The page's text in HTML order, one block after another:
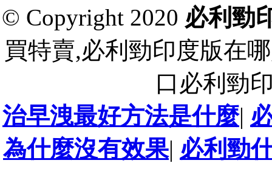
© Copyright 2020 必利勁
買特賣,必利勁印度版在
口必利勁
治早洩最好方法是什麼|
為什麼沒有效果| 必利勁